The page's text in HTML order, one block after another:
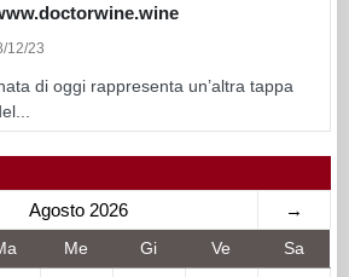
12/23
di oggi rappresenta un’altra tappa
Agosto 2026 →
Me Gi Ve Sa